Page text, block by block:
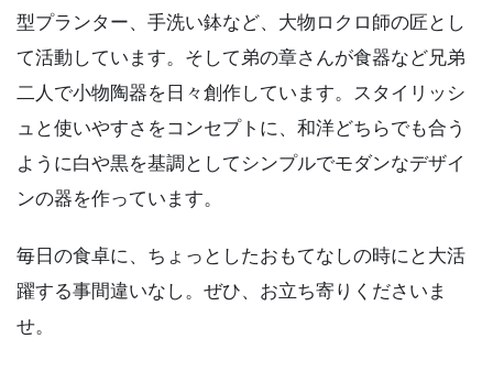
型プランター、手洗い鉢など、大物ロクロ師の匠とし
て活動しています。そして弟の章さんが食器など兄弟
二人で小物陶器を日々創作しています。スタイリッシ
ュと使いやすさをコンセプトに、和洋どちらでも合う
ように白や黒を基調としてシンプルでモダンなデザイ
ンの器を作っています。
毎日の食卓に、ちょっとしたおもてなしの時にと大活
躍する事間違いなし。ぜひ、お立ち寄りくださいま
せ。